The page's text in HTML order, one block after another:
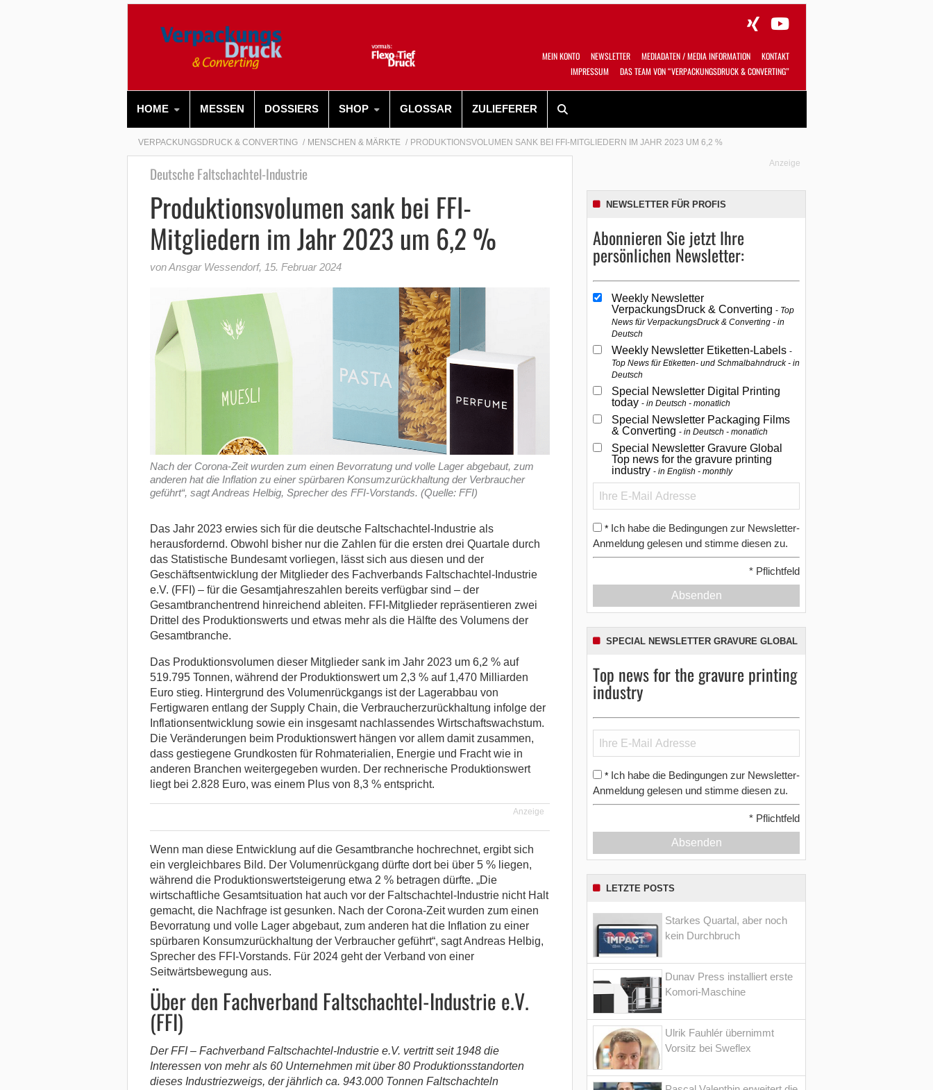
MEIN KONTO NEWSLETTER MEDIADATEN / MEDIA INFORMATION
KONTAKT
IMPRESSUM
DAS TEAM VON “VERPACKUNGSDRUCK & CONVERTING”
HOME MESSEN DOSSIERS SHOP GLOSSAR ZULIEFERER
VERPACKUNGSDRUCK & CONVERTING MENSCHEN & MÄRKTE PRODUKTIONSVOLUMEN SANK BEI FFI-MITGLIEDERN IM JAHR 2023 UM 6,2 %
Deutsche Faltschachtel-Industrie
Produktionsvolumen sank bei FFI-
Mitgliedern im Jahr 2023 um 6,2 %
von Ansgar Wessendorf, 15. Februar 2024
Nach der Corona-Zeit wurden zum einen Bevorratung und volle Lager abgebaut, zum
anderen hat die Inflation zu einer spürbaren Konsumzurückhaltung der Verbraucher
geführt“, sagt Andreas Helbig, Sprecher des FFI-Vorstands. (Quelle: FFI)
Das Jahr 2023 erwies sich für die deutsche Faltschachtel-Industrie als
herausfordernd. Obwohl bisher nur die Zahlen für die ersten drei Quartale durch
das Statistische Bundesamt vorliegen, lässt sich aus diesen und der
Geschäftsentwicklung der Mitglieder des Fachverbands Faltschachtel-Industrie
e.V. (FFI) – für die Gesamtjahreszahlen bereits verfügbar sind – der
Gesamtbranchentrend hinreichend ableiten. FFI-Mitglieder repräsentieren zwei
Drittel des Produktionswerts und etwas mehr als die Hälfte des Volumens der
Gesamtbranche.
Das Produktionsvolumen dieser Mitglieder sank im Jahr 2023 um 6,2 % auf
519.795 Tonnen, während der Produktionswert um 2,3 % auf 1,470 Milliarden
Euro stieg. Hintergrund des Volumenrückgangs ist der Lagerabbau von
Fertigwaren entlang der Supply Chain, die Verbraucherzurückhaltung infolge der
Inflationsentwicklung sowie ein insgesamt nachlassendes Wirtschaftswachstum.
Die Veränderungen beim Produktionswert hängen vor allem damit zusammen,
dass gestiegene Grundkosten für Rohmaterialien, Energie und Fracht wie in
anderen Branchen weitergegeben wurden. Der rechnerische Produktionswert
liegt bei 2.828 Euro, was einem Plus von 8,3 % entspricht.
Anzeige
Wenn man diese Entwicklung auf die Gesamtbranche hochrechnet, ergibt sich
ein vergleichbares Bild. Der Volumenrückgang dürfte dort bei über 5 % liegen,
während die Produktionswertsteigerung etwa 2 % betragen dürfte. „Die
wirtschaftliche Gesamtsituation hat auch vor der Faltschachtel-Industrie nicht Halt
gemacht, die Nachfrage ist gesunken. Nach der Corona-Zeit wurden zum einen
Bevorratung und volle Lager abgebaut, zum anderen hat die Inflation zu einer
spürbaren Konsumzurückhaltung der Verbraucher geführt“, sagt Andreas Helbig,
Sprecher des FFI-Vorstands. Für 2024 geht der Verband von einer
Seitwärtsbewegung aus.
Über den Fachverband Faltschachtel-Industrie e.V.
(FFI)
Der FFI – Fachverband Faltschachtel-Industrie e.V. vertritt seit 1948 die
Interessen von mehr als 60 Unternehmen mit über 80 Produktionsstandorten
dieses Industriezweigs, der jährlich ca. 943.000 Tonnen Faltschachteln
Anzeige
NEWSLETTER FÜR PROFIS
Abonnieren Sie jetzt Ihre
persönlichen Newsletter:
Weekly Newsletter
VerpackungsDruck & Converting Top
News für VerpackungsDruck & Converting - in
Deutsch
Weekly Newsletter Etiketten-Labels
Top News für Etiketten- und Schmalbahndruck - in
Deutsch
Special Newsletter Digital Printing
today in Deutsch - monatlich
Special Newsletter Packaging Films
& Converting in Deutsch - monatlich
Special Newsletter Gravure Global
Top news for the gravure printing
industry in English - monthly
* Ich habe die Bedingungen zur Newsletter-
Anmeldung gelesen und stimme diesen zu.
* Pflichtfeld
Absenden
SPECIAL NEWSLETTER GRAVURE GLOBAL
Top news for the gravure printing
industry
* Ich habe die Bedingungen zur Newsletter-
Anmeldung gelesen und stimme diesen zu.
* Pflichtfeld
Absenden
LETZTE POSTS
Starkes Quartal, aber noch
kein Durchbruch
Dunav Press installiert erste
Komori-Maschine
Ulrik Fauhlér übernimmt
Vorsitz bei Sweflex